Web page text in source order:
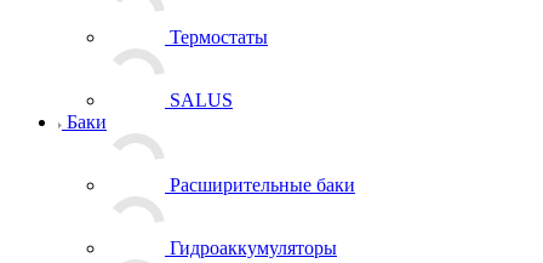
Термостаты
SALUS
Баки
Расширительные баки
Гидроаккумуляторы